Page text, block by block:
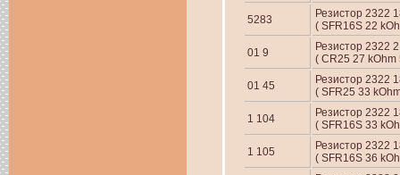
5283
Резистор 2322
( SFR16S 22
01 9
Резистор 2322
( CR25 27 kOhm
01 45
Резистор 2322
( SFR25 33
1 104
Резистор 2322
( SFR16S 33
1 105
Резистор 2322
( SFR16S 36